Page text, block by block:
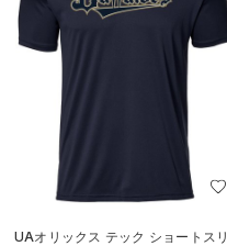
UAオリックス テック ショートスリ